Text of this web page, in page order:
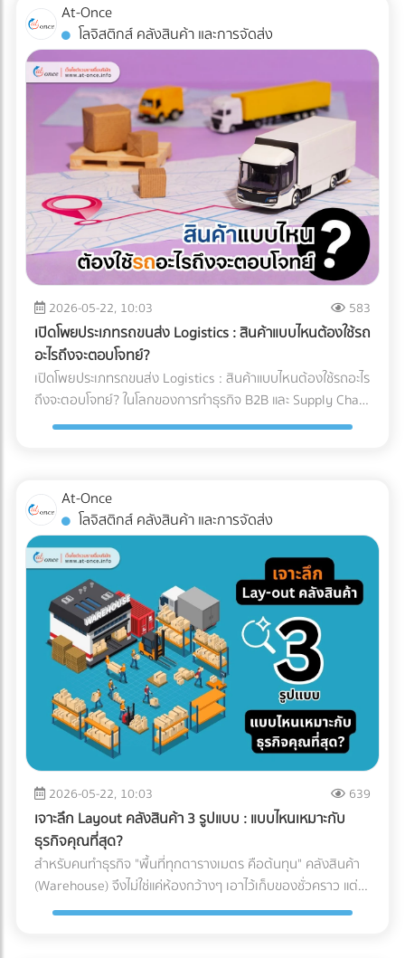
งาน ระบบระบายน้ำใต้ดิน (Subsurface Drainage): วางท่อเจาะรู
ใต้ดินเพื่อลดระดับน้ำใต้ดิน ป้องกันดินอ่อนตัว บ่อพักน้ำและปั๊ม
น้ำ (Retention Ponds & Pump Stations): สร้างบ่อพักน้ำ
ชั่วคราวในจุดที่ต่ำที่สุด และใช้ปั๊มน้ำบาดาลหรือเครื่องสูบน้ำขนาด
ใหญ่ สูบน้ำออกสู่แหล่งน้ำสาธารณะอย่างรวดเร็ว ผลลัพธ์ที่ได้
และคำแนะนำสำหรับ Site Manager จากการวางระบบระบายน้ำ
อย่างรัดกุม โครงการสามารถดำเนินงานต่อได้ 100% ตลอดฤดู
ฝน อายุการใช้งานของเครื่องจักรไม่สั้นลง และไม่มีค่าซ่อมบำรุง
ฉุกเฉิน สรุป 3 ข้อแนะนำก่อนเริ่มงาน: 1. เช็กประวัติน้ำท่วมย้อน
หลัง 2. เตรียมเนินดินหรือพื้นที่สูงสำหรับจอดเครื่องจักรหลังเลิก
งาน 3. จัดทำแผนฉุกเฉินในการอพยพเครื่องจักร กำลังเตรียม
พื้นที่ก่อสร้าง หรือต้องการเช่าเครื่องจักรหนัก หรือวางแผน
จัดการเรื่องน้ำ? ค้นหาและเปรียบเทียบบริการได้ที่ At-Once
แพลตฟอร์มรวมธุรกิจ B2B อันดับหนึ่งของไทย
และเสียต้นทุน ในปี 2026 AI ตรวจสอบคุณภาพ และ Machine
Learning โรงงาน ได้เข้ามาปฏิวัติเครื่องตรวจจับสิ่งแปลกปลอม
ไปสู่ยุคใหม่ที่แม่นยำกว่าเดิมเพื่อแก้ปัญหา False Reject อย่าง
จริงจัง ซึ่งถือเป็นมาตรฐานใหม่ที่โรงงานอาหารในไทยต้องเริ่ม
ปรับตัวตามแนวทางสากลนี้ Machine Learning เปลี่ยนการ
ทำงานของเครื่อง X-ray อย่างไร? เทคโนโลยี X-ray
อุตสาหกรรมอาหาร 2026 ใช้ระบบ AI ในการทำ Anomaly
Detection (การตรวจจับความผิดปกติ) แทนที่จะตั้งค่าความหนา
แน่นแบบตายตัว AI จะเรียนรู้ภาพของอาหารที่สมบูรณ์แบบนับ
หมื่นภาพ เมื่อเจอสิ่งผิดปกติที่ซ่อนอยู่ในพื้นผิวที่ซับซ้อน (เช่น
ซีเรียล หรือถั่วรวม) AI จะประมวลผลและคัดแยกได้อย่างแม่นยำ 3
เทรนด์ความสามารถใหม่ของระบบ QC อาหารอัตโนมัติ 1. การ
ตรวจจับสิ่งแปลกปลอมความหนาแน่นต่ำ: AI ช่วยให้เครื่องสแกน
x-ray ตรวจจับพลาสติกบาง, ยาง, หรือกระดูกอ่อนในเนื้อสัตว์
ซึ่งเป็นสิ่งที่รังสี X-ray แบบเดิมมักจะมองข้าม 2. ตรวจสอบบรรจุ
ภัณฑ์และน้ำหนักในขั้นตอนเดียว: เครื่อง X-ray ยุคใหม่สามารถ
ตรวจสอบรอยซีลรั่ว สินค้าแหว่งหาย และเช็กน้ำหนักรวมไปพร้อม
กับการหาสิ่งแปลกปลอมในเสี้ยววินาที 3. Data Analytics &
Cloud Monitoring: เชื่อมต่อข้อมูลขึ้น Cloud แบบ Real-time
ทำให้ผู้จัดการโรงงานรู้ได้ทันทีว่าของเสียเกิดจากไลน์ผลิตไหน
รูปธรรม และผ่านมาตรฐานระดับโลกอย่าง HACCP, GMP หรือ
BRC ได้ง่ายขึ้น ต้องการอัปเกรดเทคโนโลยีตรวจสอบคุณภาพใน
โรงงานอาหาร? ค้นหาตัวแทนจำหน่ายเครื่องจักร และผู้ให้บริการ
ระบบ Inspection Systems ระดับอุตสาหกรรม ที่ At-Once
At-Once
โลจิสติกส์ คลังสินค้า และการจัดส่ง
2026-05-22, 10:03 583
เปิดโพยประเภทรถขนส่ง Logistics : สินค้าแบบไหนต้องใช้รถ
อะไรถึงจะตอบโจทย์?
เปิดโพยประเภทรถขนส่ง Logistics : สินค้าแบบไหนต้องใช้รถอะไร
ถึงจะตอบโจทย์? ในโลกของการทำธุรกิจ B2B และ Supply Chain
การขนส่งสินค้าไม่ใช่แค่การนำของจากจุด A ไปส่งที่จุด B แต่คือ
ปลาย หรือบางครั้งเลือกใช้รถผิดประเภทจนสินค้าเสียหายระหว่าง
ทาง (เช่น โดนฝนสาด หรืออุณหภูมิเปลี่ยน) บทความนี้จะพาคุณ
ไปกางโพย ประเภทรถขนส่ง Logistics เพื่อให้คุณจับคู่สินค้ากับ
ยานพาหนะได้อย่างถูกต้อง คุ้มค่า และตอบโจทย์ธุรกิจมากที่สุด
ทำไมฝ่ายจัดซื้อต้องซีเรียสเรื่อง "ประเภทรถขนส่ง"? การตัดสินใจ
เลือกรถขนส่งมีผลโดยตรงต่อกำไร (Profit Margin) ของบริษัท
เพราะรถแต่ละประเภทมีข้อจำกัดทางกฎหมายและลักษณะทาง
กายภาพที่ต่างกัน: กฎหมายน้ำหนักบรรทุก: รถแต่ละคันถูกจำกัด
น้ำหนักไม่ให้เกินมาตรฐาน หากฝ่าฝืน บริษัทของคุณอาจโดนค่า
ปรับมหาศาลและเสียประวัติ ข้อจำกัดเรื่องเวลาและเส้นทาง: รถ
บรรทุกขนาดใหญ่ (ตั้งแต่ 6 ล้อขึ้นไป) จะติดช่วงเวลาห้ามวิ่งใน
เขตกรุงเทพฯ และปริมณฑล หากสินค้าคุณต้องส่งด่วน การเลือก
รถผิดอาจทำให้ผิดนัดลูกค้าได้ เปิดโพย 5 ประเภทรถขนส่งยอด
ฮิต: สินค้าแบบไหน ใช้รถอะไร? เพื่อให้เห็นภาพชัดเจน เราขอแบ่ง
ประเภทรถที่ใช้บ่อยในวงการโลจิสติกส์ออกเป็น 5 ประเภทหลัก
ดังนี้: 1. รถกระบะตอนเดียว (ตู้ทึบ / คอก) ราชาแห่งความคล่อง
ตัว วิ่งได้ตลอด 24 ชั่วโมง โดยไม่มีข้อจำกัดด้านเวลา เเละบรรทุก
น้ำหนักได้ประมาณ 1-2 ตัน (ขึ้นอยู่กับโครงสร้างและการดัดแปลง
ของรถ ) ตู้ทึบ: เหมาะกับสินค้าที่ต้องการการปกป้องจากแดด ฝน
และฝุ่นละออง 100% คอกเหล็ก: เหมาะกับสินค้าที่รูปทรงไม่
At-Once
โลจิสติกส์ คลังสินค้า และการจัดส่ง
2026-05-22, 10:03 639
เจาะลึก Layout คลังสินค้า 3 รูปแบบ : แบบไหนเหมาะกับ
ธุรกิจคุณที่สุด?
สำหรับคนทำธุรกิจ "พื้นที่ทุกตารางเมตร คือต้นทุน" คลังสินค้า
(Warehouse) จึงไม่ใช่แค่ห้องกว้างๆ เอาไว้เก็บของชั่วคราว แต่
เป็นหัวใจสำคัญของระบบ Supply Chain พอๆกับการจัดการคลัง